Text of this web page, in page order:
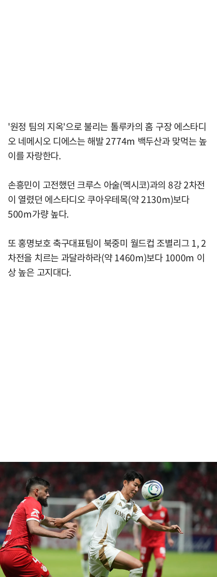
'원정 팀의 지옥'으로 불리는 톨루카의 홈 구장 에스타디
오 네메시오 디에스는 해발 2774m 백두산과 맞먹는 높
이를 자랑한다.
손흥민이 고전했던 크루스 아술(멕시코)과의 8강 2차전
이 열렸던 에스타디오 쿠아우테목(약 2130m)보다
500m가량 높다.
또 홍명보호 축구대표팀이 북중미 월드컵 조별리그 1, 2
차전을 치르는 과달라하라(약 1460m)보다 1000m 이
상 높은 고지대다.